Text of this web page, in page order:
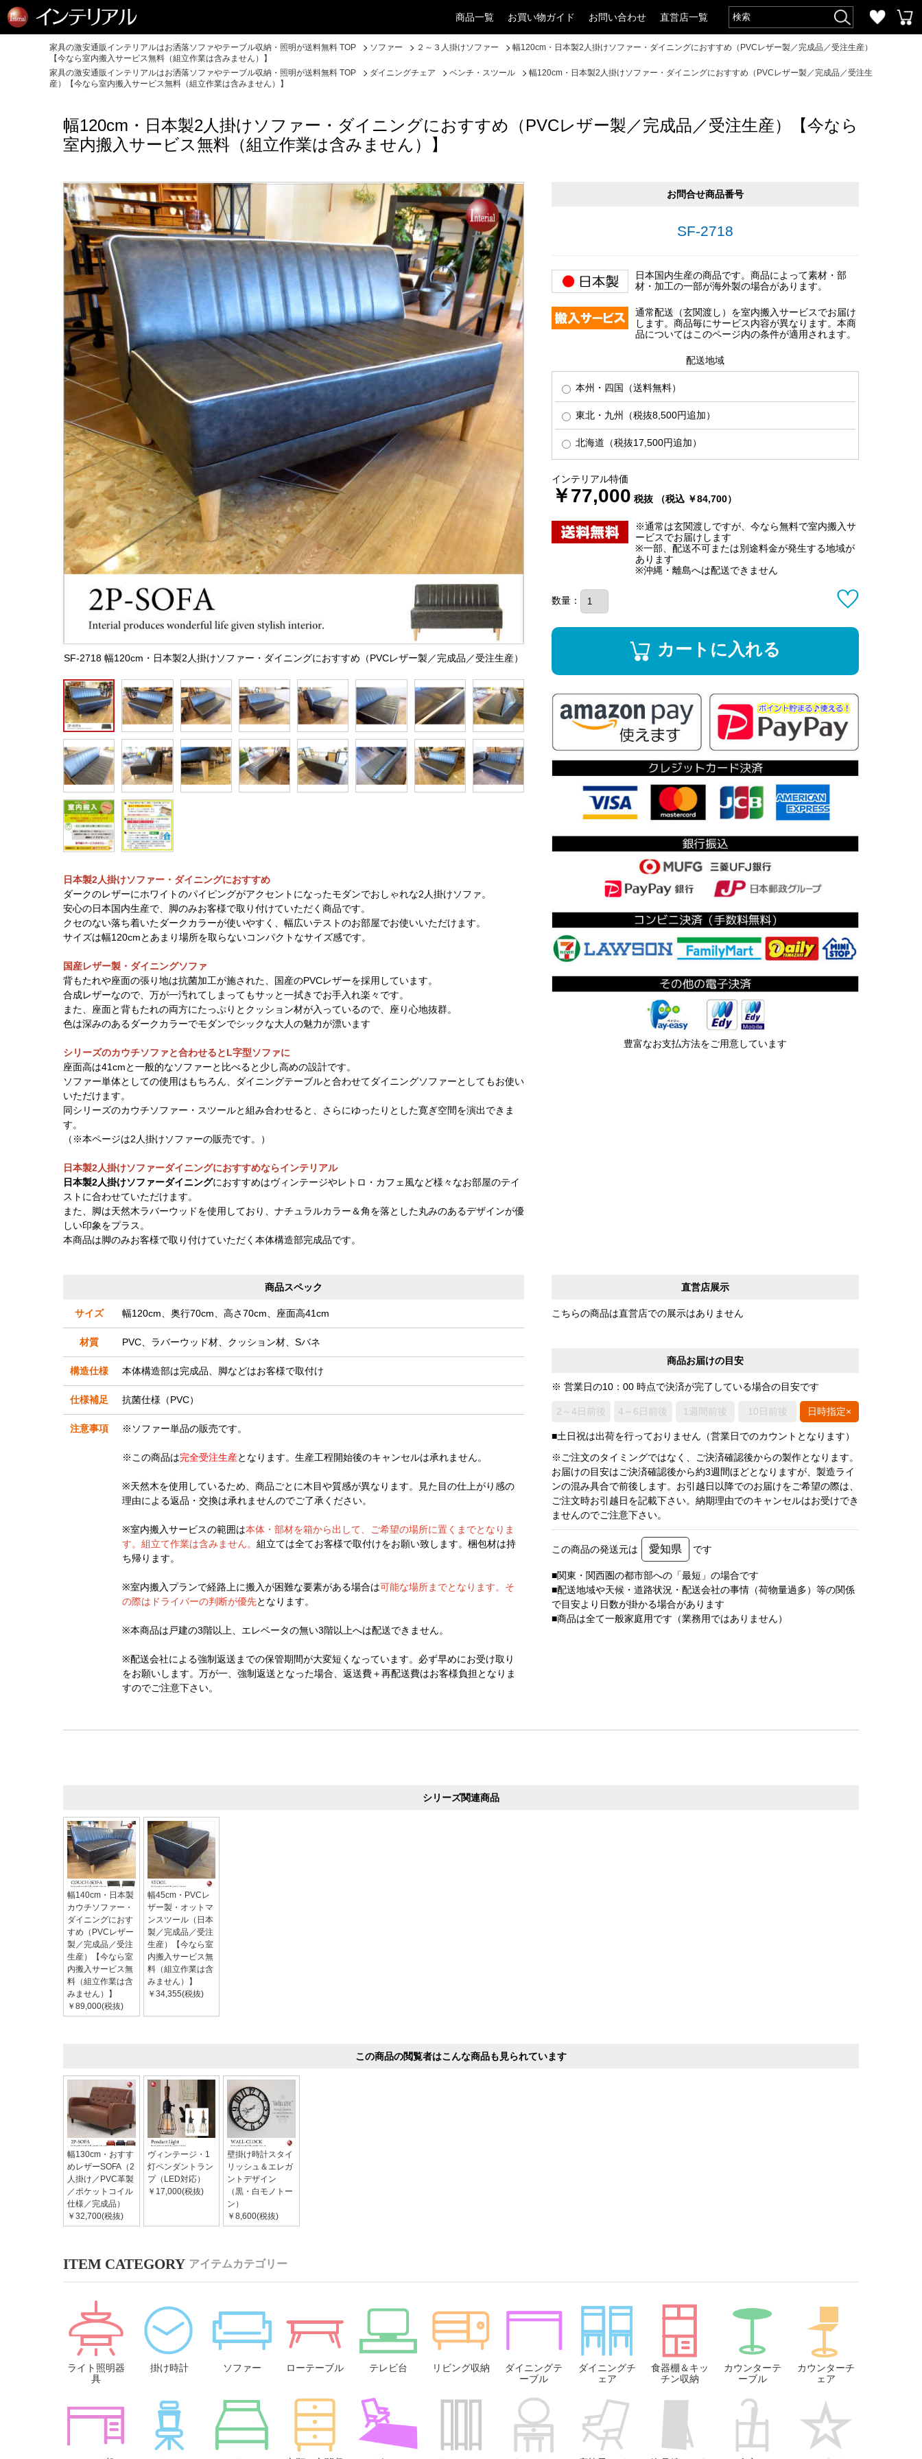
商品一覧 お買い物ガイド お問い合わせ 直営店一覧
家具の激安通販インテリアルはお洒落ソファやテーブル収納・照明が送料無料 TOP ソファー ２～３人掛けソファー
幅120cm・日本製2人掛けソファー・ダイニングにおすすめ（PVCレザー製／完成品／受注生産）
【今なら室内搬入サービス無料（組立作業は含みません）】
家具の激安通販インテリアルはお洒落ソファやテーブル収納・照明が送料無料 TOP
ダイニングチェア ベンチ・スツール
幅120cm・日本製2人掛けソファー・ダイニングにおすすめ（PVCレザー製／完成品／受注生
産）【今なら室内搬入サービス無料（組立作業は含みません）】
幅120cm・日本製2人掛けソファー・ダイニングにおすすめ（PVCレザー製／完成品／受注生産）【今なら
室内搬入サービス無料（組立作業は含みません）】
SF-2718 幅120cm・日本製2人掛けソファー・ダイニングにおすすめ（PVCレザー製／完成品／受注生産）
日本製2人掛けソファー・ダイニングにおすすめ
ダークのレザーにホワイトのパイピングがアクセントになったモダンでおしゃれな2人掛けソファ。
安心の日本国内生産で、脚のみお客様で取り付けていただく商品です。
クセのない落ち着いたダークカラーが使いやすく、幅広いテストのお部屋でお使いいただけます。
サイズは幅120cmとあまり場所を取らないコンパクトなサイズ感です。
国産レザー製・ダイニングソファ
背もたれや座面の張り地は抗菌加工が施された、国産のPVCレザーを採用しています。
合成レザーなので、万が一汚れてしまってもサッと一拭きでお手入れ楽々です。
また、座面と背もたれの両方にたっぷりとクッション材が入っているので、座り心地抜群。
色は深みのあるダークカラーでモダンでシックな大人の魅力が漂います
シリーズのカウチソファと合わせるとL字型ソファに
座面高は41cmと一般的なソファーと比べると少し高めの設計です。
ソファー単体としての使用はもちろん、ダイニングテーブルと合わせてダイニングソファーとしてもお使い
いただけます。
同シリーズのカウチソファー・スツールと組み合わせると、さらにゆったりとした寛ぎ空間を演出できま
す。
（※本ページは2人掛けソファーの販売です。）
日本製2人掛けソファーダイニングにおすすめならインテリアル
日本製2人掛けソファーダイニングにおすすめはヴィンテージやレトロ・カフェ風など様々なお部屋のテイ
ストに合わせていただけます。
また、脚は天然木ラバーウッドを使用しており、ナチュラルカラー＆角を落とした丸みのあるデザインが優
しい印象をプラス。
本商品は脚のみお客様で取り付けていただく本体構造部完成品です。
お問合せ商品番号
SF-2718
日本国内生産の商品です。商品によって素材・部
材・加工の一部が海外製の場合があります。
通常配送（玄関渡し）を室内搬入サービスでお届け
します。商品毎にサービス内容が異なります。本商
品についてはこのページ内の条件が適用されます。
配送地域
本州・四国（送料無料）
東北・九州（税抜8,500円追加）
北海道（税抜17,500円追加）
インテリアル特価
￥77,000 税抜 （税込 ￥84,700）
※通常は玄関渡しですが、今なら無料で室内搬入サ
ービスでお届けします
※一部、配送不可または別途料金が発生する地域が
あります
※沖縄・離島へは配送できません
数量：
カートに入れる
豊富なお支払方法をご用意しています
直営店展示
こちらの商品は直営店での展示はありません
商品お届けの目安
※ 営業日の10：00 時点で決済が完了している場合の目安です
2～4日前後 4～6日前後 1週間前後 10日前後 日時指定×
■土日祝は出荷を行っておりません（営業日でのカウントとなります）
※ご注文のタイミングではなく、ご決済確認後からの製作となります。
お届けの目安はご決済確認後から約3週間ほどとなりますが、製造ライ
ンの混み具合で前後します。お引越日以降でのお届けをご希望の際は、
ご注文時お引越日を記載下さい。納期理由でのキャンセルはお受けでき
ませんのでご注意下さい。
この商品の発送元は 愛知県 です
■関東・関西圏の都市部への「最短」の場合です
■配送地域や天候・道路状況・配送会社の事情（荷物量過多）等の関係
で目安より日数が掛かる場合があります
■商品は全て一般家庭用です（業務用ではありません）
商品スペック
サイズ 幅120cm、奥行70cm、高さ70cm、座面高41cm
材質 PVC、ラバーウッド材、クッション材、Sバネ
構造仕様 本体構造部は完成品、脚などはお客様で取付け
仕様補足 抗菌仕様（PVC）
注意事項 ※ソファー単品の販売です。
※この商品は完全受注生産となります。生産工程開始後のキャンセルは承れません。
※天然木を使用しているため、商品ごとに木目や質感が異なります。見た目の仕上がり感の
理由による返品・交換は承れませんのでご了承ください。
※室内搬入サービスの範囲は本体・部材を箱から出して、ご希望の場所に置くまでとなりま
す。組立て作業は含みません。 組立ては全てお客様で取付けをお願い致します。梱包材は持
ち帰ります。
※室内搬入プランで経路上に搬入が困難な要素がある場合は可能な場所までとなります。そ
の際はドライバーの判断が優先となります。
※本商品は戸建の3階以上、エレベータの無い3階以上へは配送できません。
※配送会社による強制返送までの保管期間が大変短くなっています。必ず早めにお受け取り
をお願いします。万が一、強制返送となった場合、返送費＋再配送費はお客様負担となりま
すのでご注意下さい。
シリーズ関連商品
幅140cm・日本製
カウチソファー・
ダイニングにおす
すめ（PVCレザー
製／完成品／受注
生産）【今なら室
内搬入サービス無
料（組立作業は含
みません）】
￥89,000(税抜)
幅45cm・PVCレ
ザー製・オットマ
ンスツール（日本
製／完成品／受注
生産）【今なら室
内搬入サービス無
料（組立作業は含
みません）】
￥34,355(税抜)
この商品の閲覧者はこんな商品も見られています
幅130cm・おすす
めレザーSOFA（2
人掛け／PVC革製
／ポケットコイル
仕様／完成品）
￥32,700(税抜)
ヴィンテージ・1
灯ペンダントラン
プ（LED対応）
￥17,000(税抜)
壁掛け時計スタイ
リッシュ＆エレガ
ントデザイン
（黒・白モノトー
ン）
￥8,600(税抜)
アイテムカテゴリー
ライト照明器
具
掛け時計 ソファー ローテーブル テレビ台 リビング収納
ダイニングテ
ーブル
ダイニングチ
ェア
食器棚＆キッ
チン収納
カウンターテ
ーブル
カウンターチ
ェア